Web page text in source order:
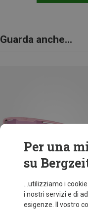
Guarda anche...
Per una
su
...utilizziamo i
i nostri servizi e di
esigenze. Il vostro